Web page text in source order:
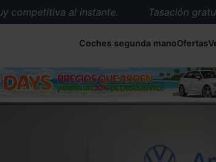
al instante.
Tasación
Más de 5.000
Buscamos el
Compramos tu
Coches segunda manoOfertas